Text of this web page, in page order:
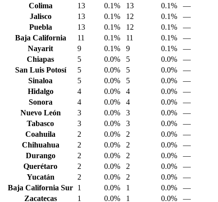
Colima
13 0.1% 13 0.1%
—
Jalisco
13 0.1% 12 0.1%
—
Puebla
13 0.1% 12 0.1%
—
Baja California
11 0.1% 11 0.1%
—
Nayarit
9 0.1% 9 0.1%
—
Chiapas
5 0.0% 5 0.0%
—
San Luis Potosí
5 0.0% 5 0.0%
—
Sinaloa
5 0.0% 5 0.0%
—
Hidalgo
4 0.0% 4 0.0%
—
Sonora
4 0.0% 4 0.0%
—
Nuevo León
3 0.0% 3 0.0%
—
Tabasco
3 0.0% 3 0.0%
—
Coahuila
2 0.0% 2 0.0%
—
Chihuahua
2 0.0% 2 0.0%
—
Durango
2 0.0% 2 0.0%
—
Querétaro
2 0.0% 2 0.0%
—
Yucatán
2 0.0% 2 0.0%
—
Baja California Sur 1 0.0% 1 0.0%
—
Zacatecas
1 0.0% 1 0.0% —